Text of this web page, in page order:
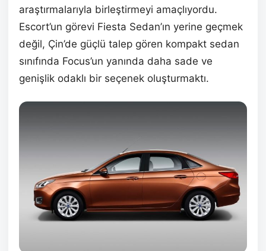
araştırmalarıyla birleştirmeyi amaçlıyordu.
Escort’un görevi Fiesta Sedan’ın yerine geçmek
değil, Çin’de güçlü talep gören kompakt sedan
sınıfında Focus’un yanında daha sade ve
genişlik odaklı bir seçenek oluşturmaktı.